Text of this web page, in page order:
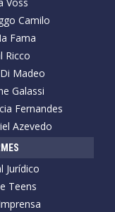
Camilo
Fama
Ricco
Madeo
Galassi
Fernandes
Azevedo
Jurídico
Teens